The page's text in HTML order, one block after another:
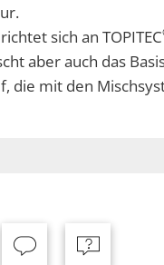
sich an TOPITEC
aber auch das
die mit den